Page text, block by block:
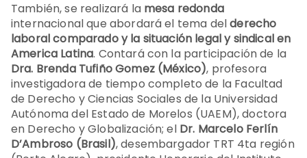
También, se realizará la mesa redonda
internacional que abordará el tema delderecho
laboral comparado y la situación legal y sindical en
America Latina. Contará con la participación de la
Dra. Brenda Tufiño Gomez (México), profesora
investigadora de tiempo completo de la Facultad
de Derecho y Ciencias Sociales de la Universidad
Autónoma del Estado de Morelos (UAEM), doctora
en Derecho y Globalización; el Dr. Marcelo Ferlín
D’Ambroso (Brasil), desembargador TRT 4ta región